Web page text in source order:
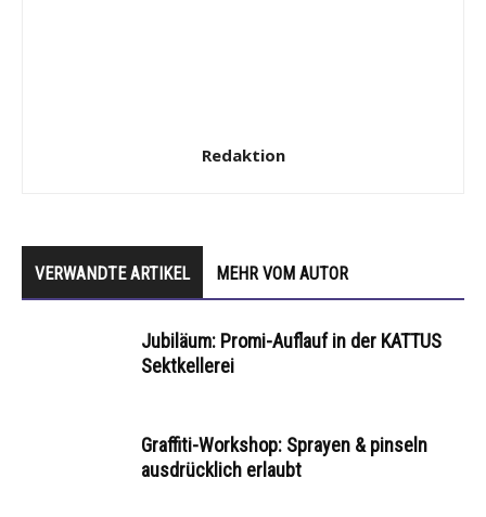
Redaktion
VERWANDTE ARTIKEL MEHR VOM AUTOR
Jubiläum: Promi-Auflauf in der KATTUS
Sektkellerei
Graffiti-Workshop: Sprayen & pinseln
ausdrücklich erlaubt